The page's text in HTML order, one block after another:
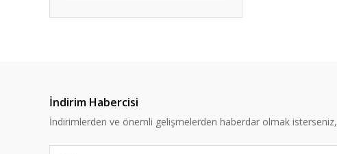
İndirim Habercisi
İndirimlerden ve önemli gelişmelerden haberdar olmak isterseniz,